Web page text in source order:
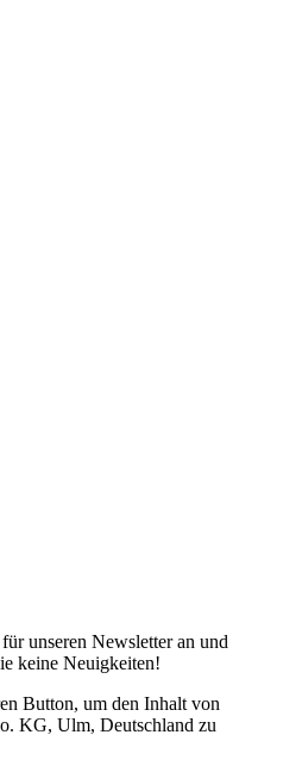
unseren Newsletter an und
keine Neuigkeiten!
Button, um den Inhalt von
KG, Ulm, Deutschland zu